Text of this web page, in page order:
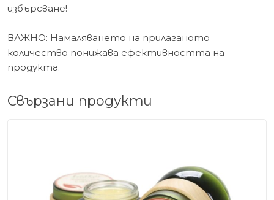
избърсване!
ВАЖНО: Намаляването на прилаганото
количество понижава ефективността на
продукта.
Свързани продукти